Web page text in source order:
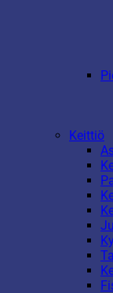
Keittiö